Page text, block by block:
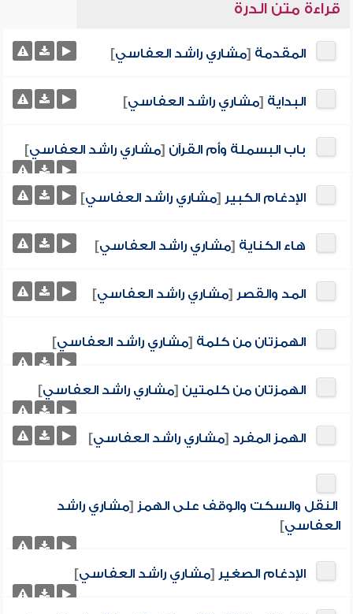
قراءة متن الدرة
المقدمة [مشاري راشد العفاسي]
البداية [مشاري راشد العفاسي]
باب البسملة وأم القرآن [مشاري راشد العفاسي]
الإدغام الكبير [مشاري راشد العفاسي]
هاء الكناية [مشاري راشد العفاسي]
المد والقصر [مشاري راشد العفاسي]
الهمزتان من كلمة [مشاري راشد العفاسي]
الهمزتان من كلمتين [مشاري راشد العفاسي]
الهمز المفرد [مشاري راشد العفاسي]
النقل والسكت والوقف على الهمز [مشاري راشد
العفاسي]
الإدغام الصغير [مشاري راشد العفاسي]